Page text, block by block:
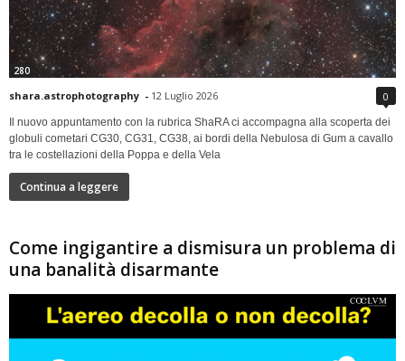
280
shara.astrophotography - 12 Luglio 2026 0
Il nuovo appuntamento con la rubrica ShaRA ci accompagna alla scoperta dei
globuli cometari CG30, CG31, CG38, ai bordi della Nebulosa di Gum a cavallo
tra le costellazioni della Poppa e della Vela
Continua a leggere
Come ingigantire a dismisura un problema di
una banalità disarmante